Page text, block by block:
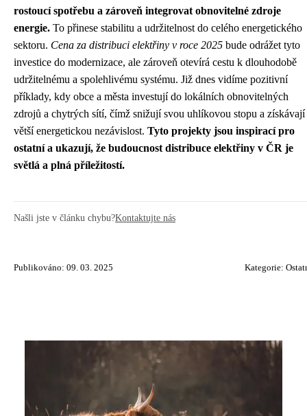
rostoucí spotřebu a zároveň integrovat obnovitelné zdroje
energie. To přinese stabilitu a udržitelnost do celého energetického
sektoru. Cena za distribuci elektřiny v roce 2025 bude odrážet tyto
investice do modernizace, ale zároveň otevírá cestu k dlouhodobě
udržitelnému a spolehlivému systému. Již dnes vidíme pozitivní
příklady, kdy obce a města investují do lokálních obnovitelných
zdrojů a chytrých sítí, čímž snižují svou uhlíkovou stopu a získávají
větší energetickou nezávislost. Tyto projekty jsou inspirací pro
ostatní a ukazují, že budoucnost distribuce elektřiny v ČR je
světlá a plná příležitostí.
Našli jste v článku chybu?Kontaktujte nás
Publikováno: 09. 03. 2025 Kategorie: